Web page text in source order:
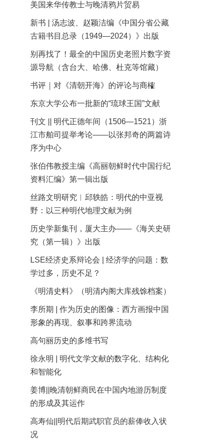
美国来华传教士与晚清鸦片贸易
新书 | 汤志波、赵颖洁编《中国分省公藏
古籍书目总录（1949—2024）》出版
别再找了！最全的中国历史老照片数字资
源导航（含台大、哈佛、杜克等馆藏）
书评｜对《清朝开海》的评论与商榷
东京大学公布一批新的“琉球王国”文献
刊文 || 明代正德年间（1506—1521）浙
江市舶司提举考论——以张邦奇的两篇诗
序为中心
张伯伟教授主编《高丽朝鲜时代中国行纪
资料汇编》第一辑出版
丝路文明研究︱邱轶皓：明代的中亚视
野：以三种明代地理文献为例
历史学新集刊，厦大主办——《海关史研
究（第一辑）》出版
LSE经济史系辩论会 | 经济学的问题：数
学过多，历史不足？
《明清史料》（明清内阁大库残馀档案）
李所期 | 作为历史的图像：西方画报中国
形象的再现、叙事和跨界流动
高句丽历史的多维书写
徐永明 | 明代文学文献的数字化、结构化
和智能化
姜博||晚清朝鲜商民在中国内地游历制度
的形成及其运作
高寿仙||明代后期武职官员的薪俸收入状
况